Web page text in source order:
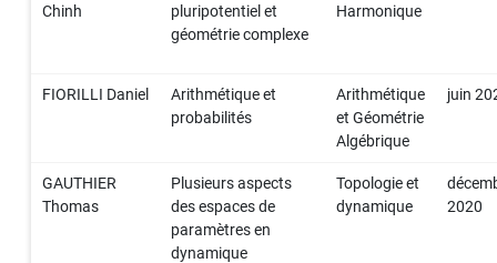
Chinh
pluripotentiel et
géométrie complexe
Harmonique
FIORILLI Daniel
Arithmétique et
probabilités
Arithmétique
et Géométrie
Algébrique
juin
GAUTHIER
Thomas
Plusieurs aspects
des espaces de
paramètres en
dynamique
Topologie et
dynamique
2020